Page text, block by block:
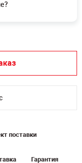
поставки
Гарантия